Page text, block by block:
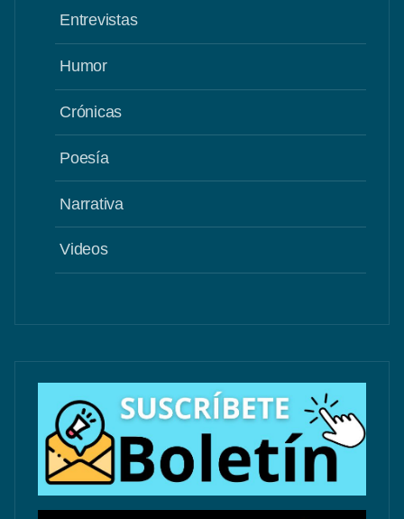
Entrevistas
Humor
Crónicas
Poesía
Narrativa
Videos